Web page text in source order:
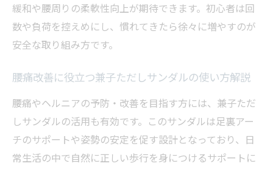
緩和や腰周りの柔軟性向上が期待できます。初心者は回
数や負荷を控えめにし、慣れてきたら徐々に増やすのが
安全な取り組み方です。
腰痛改善に役立つ兼子ただしサンダルの使い方解説
腰痛やヘルニアの予防・改善を目指す方には、兼子ただ
しサンダルの活用も有効です。このサンダルは足裏アー
チのサポートや姿勢の安定を促す設計となっており、日
常生活の中で自然に正しい歩行を身につけるサポートに